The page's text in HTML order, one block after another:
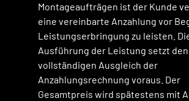
Montageaufträgen ist der Kunde
eine vereinbarte Anzahlung vor
Leistungserbringung zu leisten.
Ausführung der Leistung setzt den
vollständigen Ausgleich der
Anzahlungsrechnung voraus. Der
Gesamtpreis wird spätestens mit